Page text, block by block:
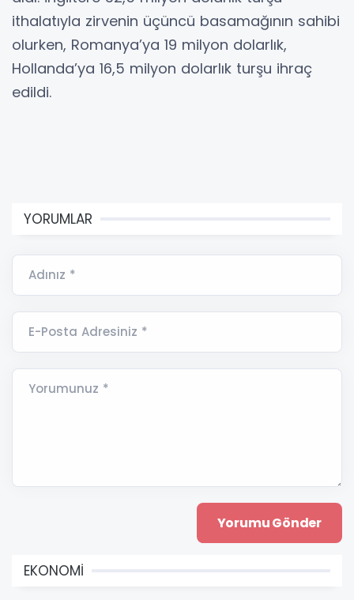
ithalatıyla zirvenin üçüncü basamağının sahibi
olurken, Romanya’ya 19 milyon dolarlık,
Hollanda’ya 16,5 milyon dolarlık turşu ihraç
edildi.
YORUMLAR
Adınız *
E-Posta Adresiniz *
Yorumunuz *
EKONOMİ